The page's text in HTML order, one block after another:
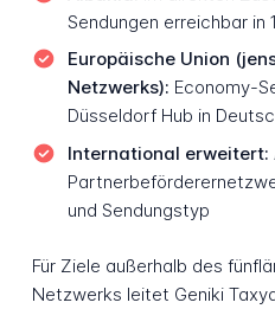
Sendungen erreichbar in
Europäische Union
Netzwerks): Economy-
Düsseldorf Hub in
International erweitert:
und Sendungstyp
Für Ziele außerhalb des
Netzwerks leitet Geniki